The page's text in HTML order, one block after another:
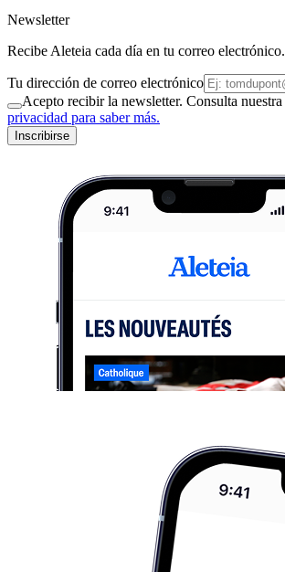
Newsletter
Recibe Aleteia cada día en tu correo electrónico.
Tu dirección de correo electrónico
Acepto recibir la newsletter. Consulta nuestra
privacidad para saber más.
Inscribirse